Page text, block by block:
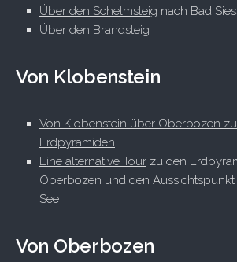
Über den Schelmsteig nach Bad
Über den Brandsteig
Von Klobenstein
Von Klobenstein über Oberbozen
Erdpyramiden
Eine alternative Tour zu den
Oberbozen und den Aussichtspunkt
See
Von Oberbozen